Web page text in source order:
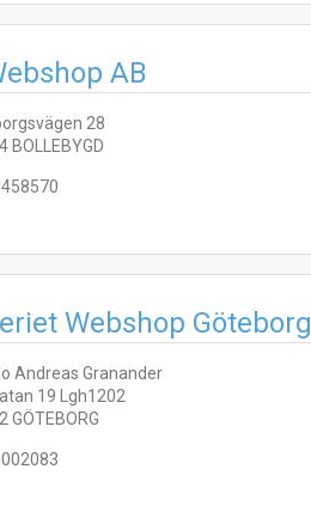
AB
28
BOLLEBYGD
Webshop Göteborg
Andreas Granander
19 Lgh1202
GÖTEBORG